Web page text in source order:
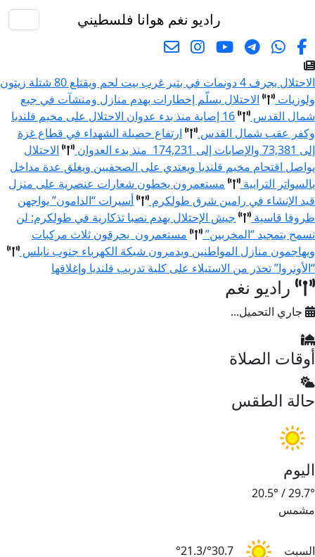
راديو نغم هوانا فلسطيني
الاحتلال يجرف 4 دونمات في بتير غرب بيت لحم ويقتلع 80 شتلة زيتون
الاحتلال يسلّم إخطارات بهدم منازل ومنشآت في جبع
القدس
16 إصابة منذ بدء عدوان الاحتلال على مخيم قلنديا
عقب شمال القدس
ارتفاع حصيلة الشهداء في قطاع غزة
إلى 174,231 منذ بدء العدوان
الاحتلال
اقتحام مخيم قلنديا ويعتدي على الصحفيين ويغلق عدة مداخل
الترابية
مستعمرون يخطون شعارات عنصرية على منزل
الإنشاء في رامين شرق طولكرم
أسيرات “الدامون” يواجهن
قاسية
جيش الإحتلال يهدم نصبا تذكارية في طولكرم: لن
بتمجيد “المخربين”
مستعمرون يحرقون ثلاث مركبات
منازل المواطنين ويدمرون شبكة الكهرباء جنوب نابلس
تحذر من الاستيلاء على كلية تدريب قلنديا وإغلاقها
راديو نغم
جاري التحميل...
الصلاة
الطقس
/
20.5°
30.7°/21.3°